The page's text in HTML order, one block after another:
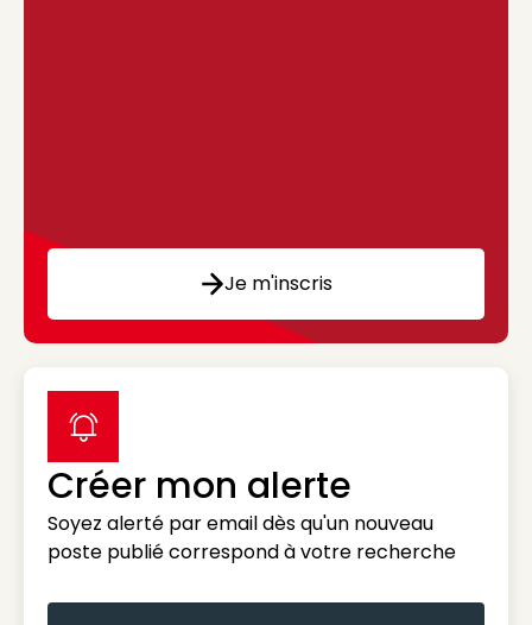
Je m'inscris
Créer mon alerte
Soyez alerté par email dès qu'un nouveau
poste publié correspond à votre recherche
label icon